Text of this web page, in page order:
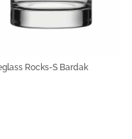
Rocks-S Bardak